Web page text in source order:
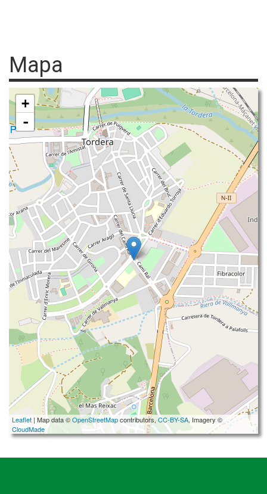
Mapa
+
-
Leaflet | Map data ©OpenStreetMapcontributors, CC-BY-SA, Imagery ©
CloudMade